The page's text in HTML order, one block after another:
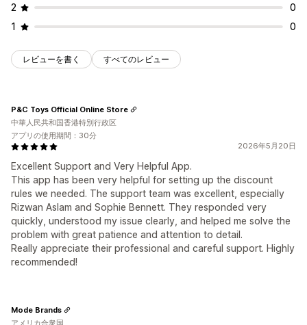
2
0
1
0
レビューを書く すべてのレビュー
2026年5月20日
Excellent Support and Very Helpful App.
This app has been very helpful for setting up the discount
rules we needed. The support team was excellent, especially
Rizwan Aslam and Sophie Bennett. They responded very
quickly, understood my issue clearly, and helped me solve the
problem with great patience and attention to detail.
Really appreciate their professional and careful support. Highly
recommended!
P&C Toys Official Online Store
中華人民共和国香港特別行政区
アプリの使用期間：30分
Mode Brands